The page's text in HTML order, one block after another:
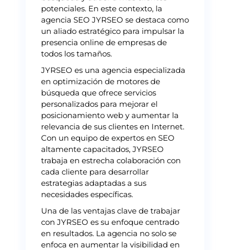
potenciales. En este contexto, la
agencia SEO JYRSEO se destaca como
un aliado estratégico para impulsar la
presencia online de empresas de
todos los tamaños.
JYRSEO es una agencia especializada
en optimización de motores de
búsqueda que ofrece servicios
personalizados para mejorar el
posicionamiento web y aumentar la
relevancia de sus clientes en Internet.
Con un equipo de expertos en SEO
altamente capacitados, JYRSEO
trabaja en estrecha colaboración con
cada cliente para desarrollar
estrategias adaptadas a sus
necesidades específicas.
Una de las ventajas clave de trabajar
con JYRSEO es su enfoque centrado
en resultados. La agencia no solo se
enfoca en aumentar la visibilidad en